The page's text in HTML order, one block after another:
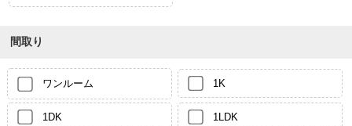
間取り
ワンルーム 1K
1DK 1LDK